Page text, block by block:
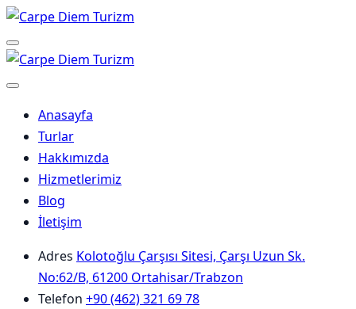
Skip
to
content
Menu
Anasayfa
Turlar
Hakkımızda
Hizmetlerimiz
Blog
İletişim
Adres Kolotoğlu Çarşısı Sitesi, Çarşı Uzun Sk.
No:62/B, 61200 Ortahisar/Trabzon
Telefon +90 (462) 321 69 78